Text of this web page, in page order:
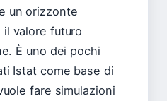
un orizzonte
valore futuro
È uno dei pochi
Istat come base di
fare simulazioni